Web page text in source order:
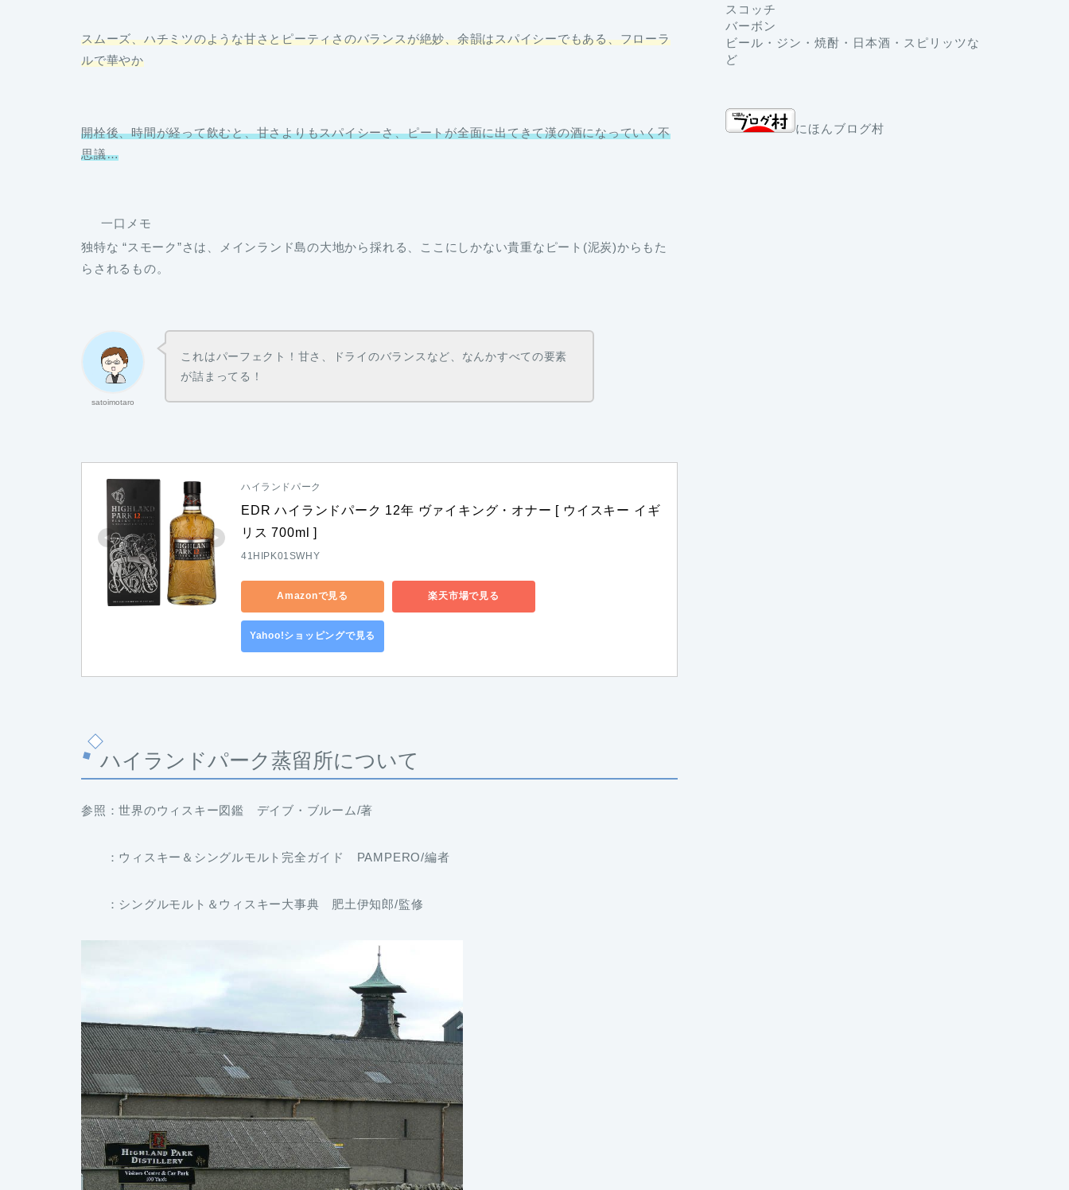
スムーズ、ハチミツのような甘さとピーティさのバランスが絶妙、余韻はスパイシーでもある、フローラ
ルで華やか
開栓後、時間が経って飲むと、甘さよりもスパイシーさ、ピートが全面に出てきて漢の酒になっていく不
思議…
一口メモ
独特な “スモーク”さは、メインランド島の大地から採れる、ここにしかない貴重なピート(泥炭)からもた
らされるもの。
satoimotaro
これはパーフェクト！甘さ、ドライのバランスなど、なんかすべての要素
が詰まってる！
ハイランドパーク
EDR ハイランドパーク 12年 ヴァイキング・オナー [ ウイスキー イギ
リス 700ml ]
41HIPK01SWHY
Amazonで見る 楽天市場で見る
Yahoo!ショッピングで見る
ハイランドパーク蒸留所について
参照：世界のウィスキー図鑑 デイブ・ブルーム/著
：ウィスキー＆シングルモルト完全ガイド PAMPERO/編者
：シングルモルト＆ウィスキー大事典 肥土伊知郎/監修
スコッチ
バーボン
ビール・ジン・焼酎・日本酒・スピリッツな
ど
にほんブログ村